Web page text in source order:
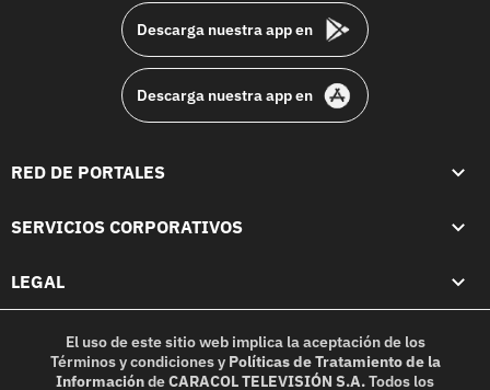
Descarga nuestra app en
Descarga nuestra app en
RED DE PORTALES
SERVICIOS CORPORATIVOS
LEGAL
El uso de este sitio web implica la aceptación de los
Términos y condicionesy Políticas de Tratamiento de la
InformacióndeCARACOL TELEVISIÓN S.A.Todos los